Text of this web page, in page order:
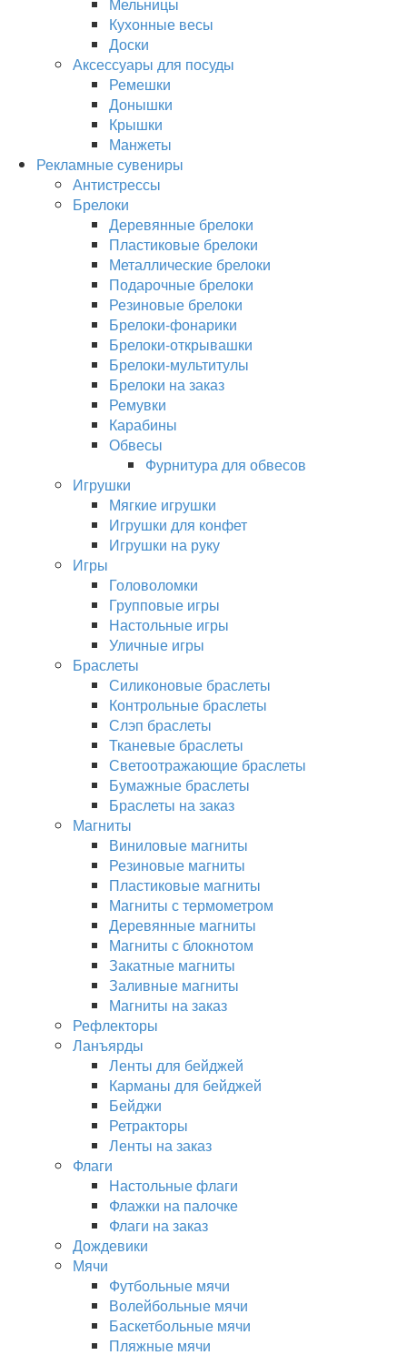
Кухонные весы
Доски
Аксессуары для посуды
Ремешки
Донышки
Крышки
Манжеты
Рекламные сувениры
Антистрессы
Брелоки
Деревянные брелоки
Пластиковые брелоки
Металлические брелоки
Подарочные брелоки
Резиновые брелоки
Брелоки-фонарики
Брелоки-открывашки
Брелоки-мультитулы
Брелоки на заказ
Ремувки
Карабины
Обвесы
Фурнитура для обвесов
Игрушки
Мягкие игрушки
Игрушки для конфет
Игрушки на руку
Игры
Головоломки
Групповые игры
Настольные игры
Уличные игры
Браслеты
Силиконовые браслеты
Контрольные браслеты
Слэп браслеты
Тканевые браслеты
Светоотражающие браслеты
Бумажные браслеты
Браслеты на заказ
Магниты
Виниловые магниты
Резиновые магниты
Пластиковые магниты
Магниты с термометром
Деревянные магниты
Магниты с блокнотом
Закатные магниты
Заливные магниты
Магниты на заказ
Рефлекторы
Ланъярды
Ленты для бейджей
Карманы для бейджей
Бейджи
Ретракторы
Ленты на заказ
Флаги
Настольные флаги
Флажки на палочке
Флаги на заказ
Дождевики
Мячи
Футбольные мячи
Волейбольные мячи
Баскетбольные мячи
Пляжные мячи